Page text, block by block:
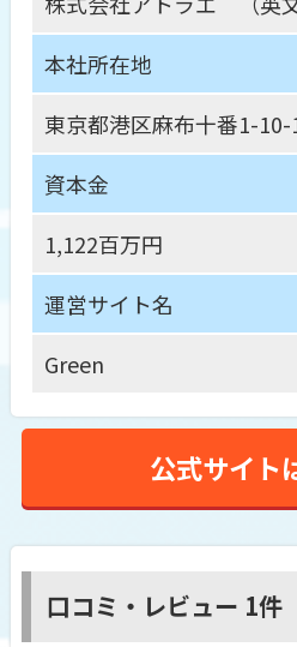
本社所在地
東京都港区麻布十番1-10-
資本金
1,122百万円
運営サイト名
Green
公式サイト
口コミ・レビュー 1件